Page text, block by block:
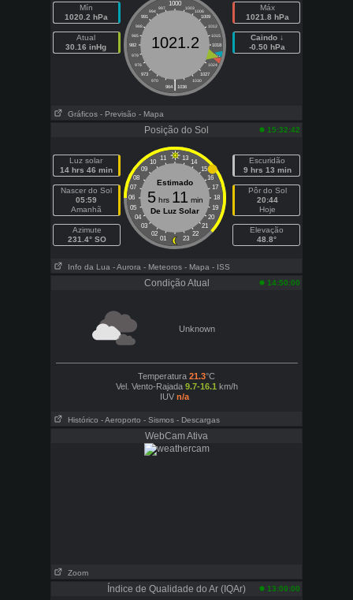
Mín
1020.2 hPa
Atual
30.16 inHg
1000
997 1003
994
1006
991
1009
988
1012
985
1015
982
1018
979
1021
976
1024
973
1027
970
1030
|
964 1036
1021.2
Máx
1021.8 hPa
Caindo ↓
-0.50 hPa
Gráficos - Previsão - Mapa
Posição do Sol 15:32:42
Luz solar
14 hrs 46 min
Nascer do Sol
05:59
Amanhã
Azimute
231.4° SO
11 13
10
14
09
15
08
16
07
17
06
18
05
19
04
20
03
21
02
22
01 23
Estimado
5hrs 11 min
De Luz Solar
Escuridão
9 hrs 13 min
Pôr do Sol
20:44
Hoje
Elevação
48.8°
Info da Lua - Aurora - Meteoros - Mapa - ISS
Condição Atual 14:50:00
Unknown
Temperatura 21.3°C
Vel. Vento-Rajada 9.7-16.1 km/h
IUV n/a
Histórico - Aeroporto - Sismos - Descargas
WebCam Ativa
Zoom
Índice de Qualidade do Ar (IQAr) 13:00:00